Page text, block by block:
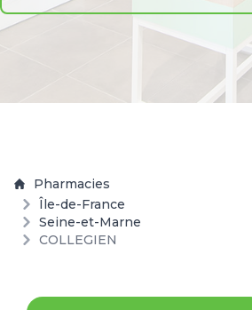
Pharmacies
Île-de-France
Seine-et-Marne
COLLEGIEN